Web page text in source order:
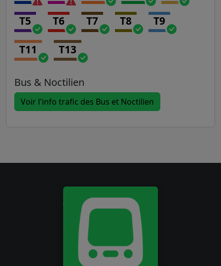
T5 T6 T7 T8 T9
T11 T13
Bus & Noctilien
Voir l'info trafic des Bus et Noctilien